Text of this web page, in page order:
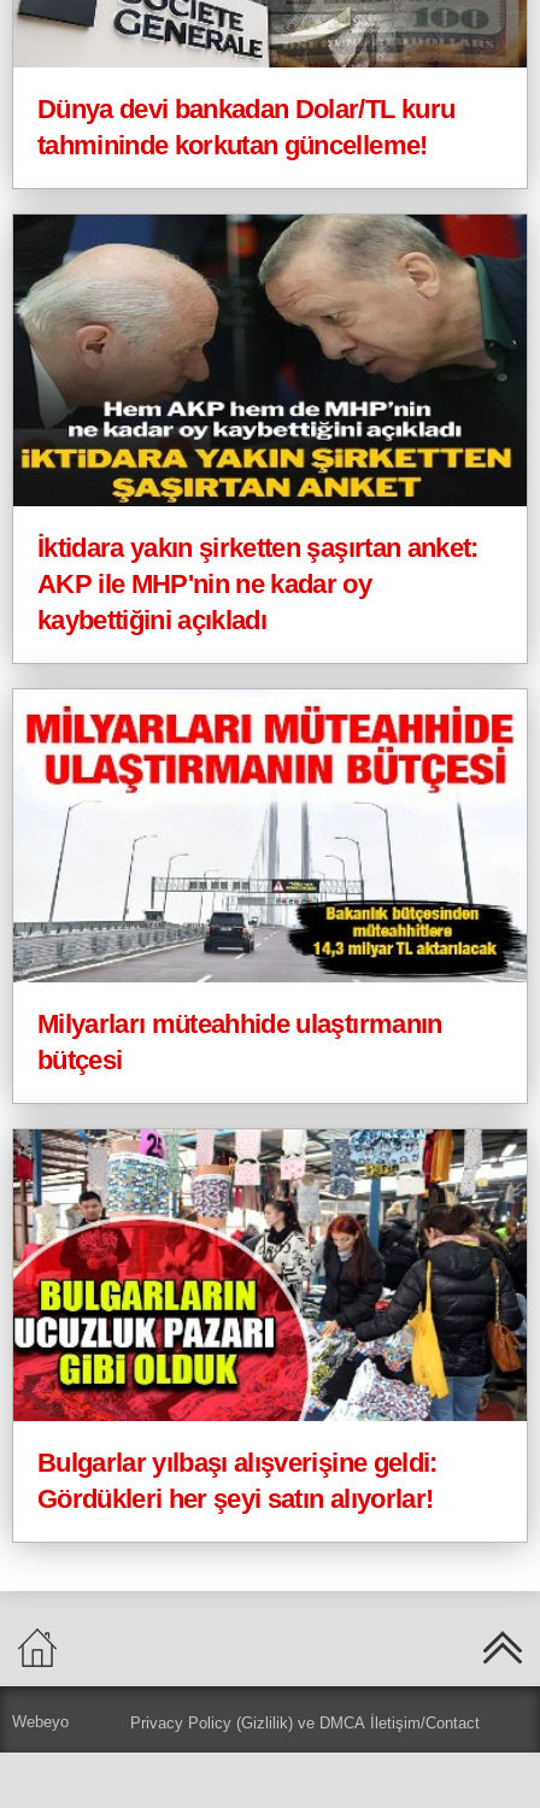
Dünya devi bankadan Dolar/TL kuru
tahmininde korkutan güncelleme!
İktidara yakın şirketten şaşırtan anket:
AKP ile MHP'nin ne kadar oy
kaybettiğini açıkladı
Milyarları müteahhide ulaştırmanın
bütçesi
Bulgarlar yılbaşı alışverişine geldi:
Gördükleri her şeyi satın alıyorlar!
Webeyo Privacy Policy (Gizlilik) ve DMCA İletişim/Contact